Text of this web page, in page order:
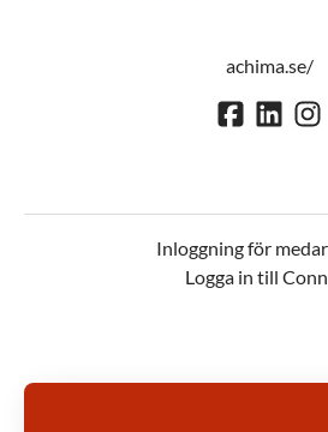
achima.se/
Inloggning för
Logga in till